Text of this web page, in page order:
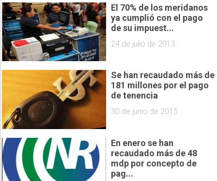
El 70% de los meridanos
ya cumplió con el pago
de su impuest...
24 de julio de 2013
Se han recaudado más de
181 millones por el pago
de tenencia
30 de junio de 2015
En enero se han
recaudado más de 48
mdp por concepto de
pag...